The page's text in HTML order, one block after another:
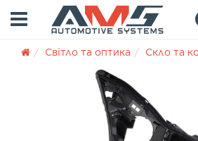
Світло та оптика Скло та